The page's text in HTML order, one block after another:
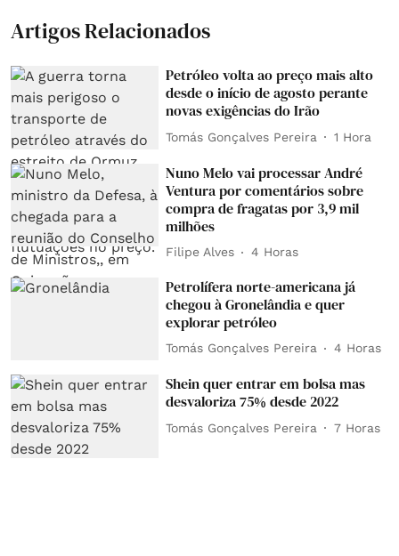
Artigos Relacionados
Petróleo volta ao preço mais alto
desde o início de agosto perante
novas exigências do Irão
Tomás Gonçalves Pereira 1 Hora
Nuno Melo vai processar André
Ventura por comentários sobre
compra de fragatas por 3,9 mil
milhões
Filipe Alves 4 Horas
Petrolífera norte-americana já
chegou à Gronelândia e quer
explorar petróleo
Tomás Gonçalves Pereira 4 Horas
Shein quer entrar em bolsa mas
desvaloriza 75% desde 2022
Tomás Gonçalves Pereira 7 Horas